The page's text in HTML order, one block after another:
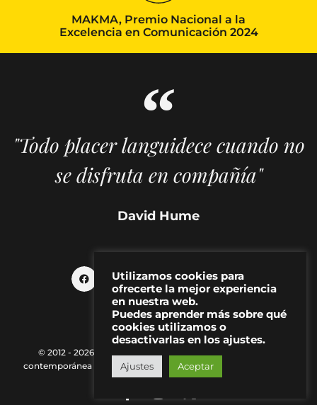
MAKMA, Premio Nacional a la
Excelencia en Comunicación 2024
"Todo placer languidece cuando no
se disfruta en compañía"
David Hume
© 2012 - 2026 MAKMA | Revista de artes visuales y cultura
contemporánea |
Política de Privacidad|Aviso Legal
Utilizamos cookies para
ofrecerte la mejor experiencia
en nuestra web.
Puedes aprender más sobre qué
cookies utilizamos o
desactivarlas en los ajustes.
Ajustes Aceptar